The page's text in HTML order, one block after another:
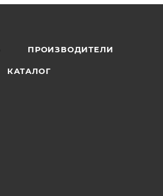
ПРОИЗВОДИТЕЛИ
КАТАЛОГ